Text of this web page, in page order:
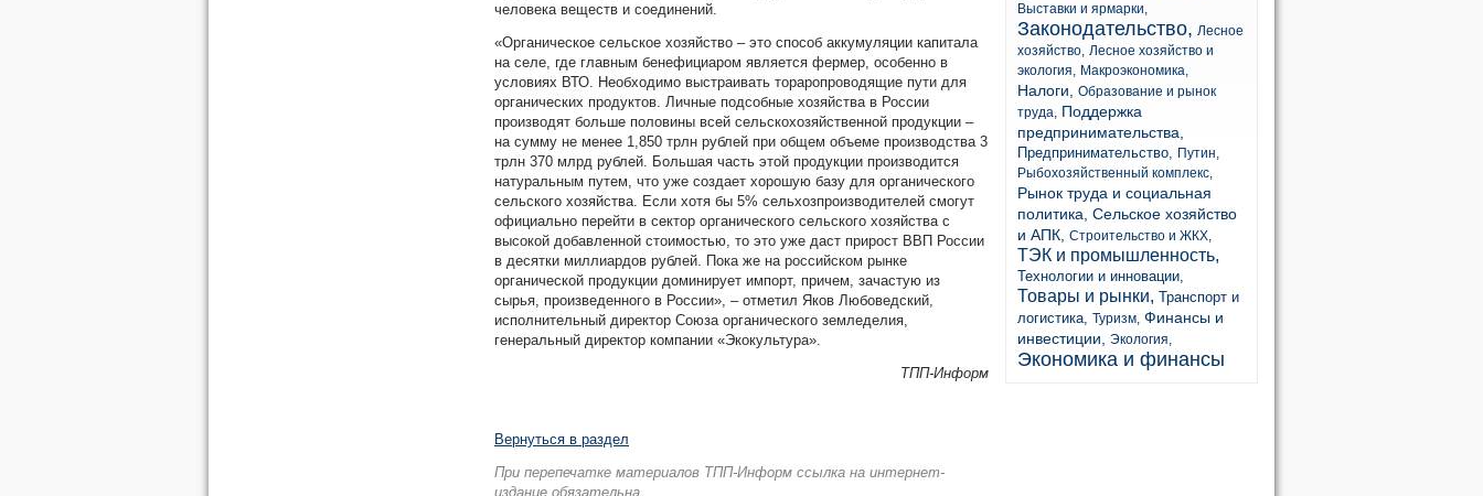
человека веществ и соединений.
«Органическое сельское хозяйство – это способ аккумуляции капитала
на селе, где главным бенефициаром является фермер, особенно в
условиях ВТО. Необходимо выстраивать тораропроводящие пути для
органических продуктов. Личные подсобные хозяйства в России
производят больше половины всей сельскохозяйственной продукции –
на сумму не менее 1,850 трлн рублей при общем объеме производства 3
трлн 370 млрд рублей. Большая часть этой продукции производится
натуральным путем, что уже создает хорошую базу для органического
сельского хозяйства. Если хотя бы 5% сельхозпроизводителей смогут
официально перейти в сектор органического сельского хозяйства с
высокой добавленной стоимостью, то это уже даст прирост ВВП России
в десятки миллиардов рублей. Пока же на российском рынке
органической продукции доминирует импорт, причем, зачастую из
сырья, произведенного в России», – отметил Яков Любоведский,
исполнительный директор Союза органического земледелия,
генеральный директор компании «Экокультура».
ТПП-Информ
Вернуться в раздел
При перепечатке материалов ТПП-Информ ссылка на интернет-
издание обязательна.
Выставки и ярмарки,
Законодательство, Лесное
хозяйство, Лесное хозяйство и
экология, Макроэкономика,
Налоги,
Образование и рынок
труда, Поддержка
предпринимательства,
Предпринимательство, Путин,
Рыбохозяйственный комплекс,
Рынок труда и социальная
политика, Сельское хозяйство
и АПК, Строительство и ЖКХ,
ТЭК и промышленность,
Технологии и инновации,
Товары и рынки, Транспорт и
логистика, Туризм, Финансы и
инвестиции,
Экология,
Экономика и финансы